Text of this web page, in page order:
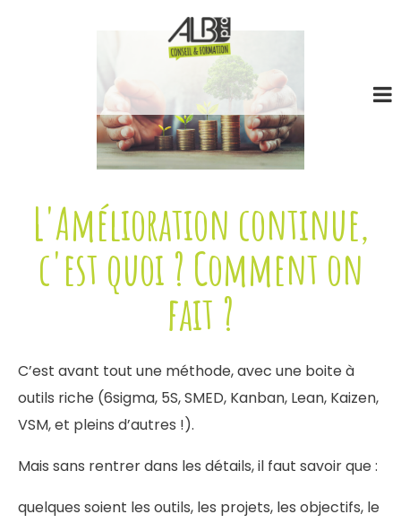
L'Amélioration continue,
c'est quoi ? Comment on
fait ?
C’est avant tout une méthode, avec une boite à
outils riche (6sigma, 5S, SMED, Kanban, Lean, Kaizen,
VSM, et pleins d’autres !).
Mais sans rentrer dans les détails, il faut savoir que :
quelques soient les outils, les projets, les objectifs, le